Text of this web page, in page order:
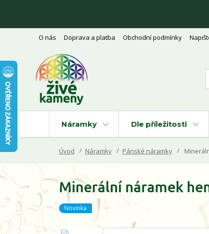
O nás Doprava a platba Obchodní podmínky
Náramky Dle příležitosti
Úvod Náramky Pánské náramky
Minerální náramek
Novinka